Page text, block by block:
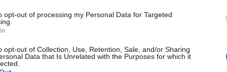
opt-out of processing my Personal Data for Targeted
opt-out of Collection, Use, Retention, Sale, and/or Sharing
Data that Is Unrelated with the Purposes for which it
motívumokon, amik váratlanul bukkannak elő a
old, and you grow cold: Water’s Edge”, majd hirtelen bejön
a lágy női vokál, és kezdődik az egész elölről.